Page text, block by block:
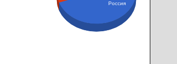
Россия